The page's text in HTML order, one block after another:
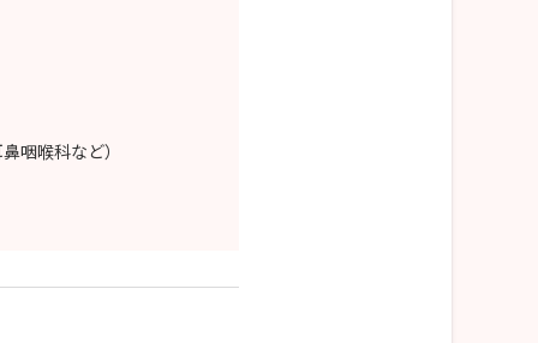
咽喉科など）